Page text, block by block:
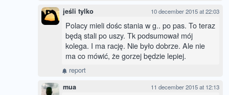
jeśli tylko 10 december 2015 at 22:03
Polacy mieli dośc stania w g.. po pas. To teraz
będą stali po uszy. Tk podsumował mój
kolega. I ma rację. Nie było dobrze. Ale nie
ma co mówić, że gorzej będzie lepiej.
report
mua 11 december 2015 at 12:13